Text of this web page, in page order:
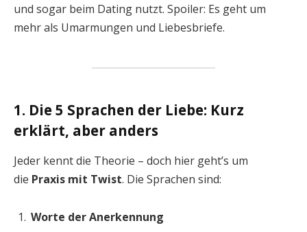
und sogar beim Dating nutzt. Spoiler: Es geht um
mehr als Umarmungen und Liebesbriefe.
1. Die 5 Sprachen der Liebe: Kurz
erklärt, aber anders
Jeder kennt die Theorie – doch hier geht’s um
die Praxis mit Twist. Die Sprachen sind:
Worte der Anerkennung